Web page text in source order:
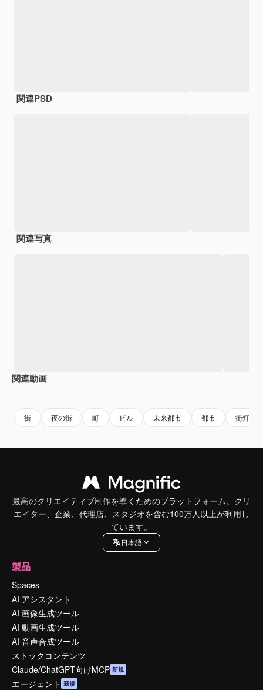
関連PSD
関連写真
関連動画
街 夜の街 町 ビル 未来都市 都市 街灯
最高のクリエイティブ制作を導くためのプラットフォーム。クリ
エイター、企業、代理店、スタジオを含む100万人以上が利用し
ています。
日本語
製品
Spaces
AI アシスタント
AI 画像生成ツール
AI 動画生成ツール
AI 音声合成ツール
ストックコンテンツ
Claude/ChatGPT向けMCP 新規
エージェント 新規